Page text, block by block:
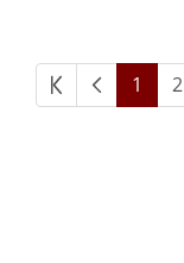
1 2